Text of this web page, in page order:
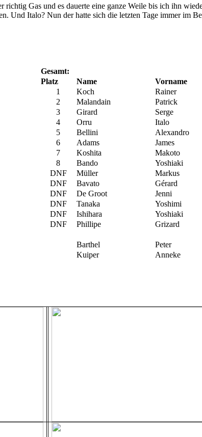
Gas und es dauerte eine ganze Weile bis ich ihn
Und Italo? Nun der hatte sich die letzten Tage immer im
Gesamt:
Platz Name Vorname
1 Koch Rainer
2 Malandain Patrick
3 Girard Serge
4 Orru Italo
5 Bellini Alexandro
6 Adams James
7 Koshita Makoto
8 Bando Yoshiaki
DNF Müller Markus
DNF Bavato Gérard
DNF De Groot Jenni
DNF Tanaka Yoshimi
DNF Ishihara Yoshiaki
DNF Phillipe Grizard
Barthel Peter
Kuiper Anneke